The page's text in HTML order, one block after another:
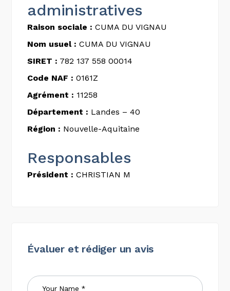
administratives
Raison sociale : CUMA DU VIGNAU
Nom usuel : CUMA DU VIGNAU
SIRET : 782 137 558 00014
Code NAF : 0161Z
Agrément : 11258
Département : Landes – 40
Région : Nouvelle-Aquitaine
Responsables
Président : CHRISTIAN M
Évaluer et rédiger un avis